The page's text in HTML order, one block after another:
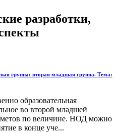
разработки,
группа: вторая младшая группа. Тема:
образовательная
во второй младшей
по величине. НОД можно
в конце уче...